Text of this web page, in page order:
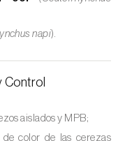
napi).
Control
aislados y MPB;
color de las cerezas